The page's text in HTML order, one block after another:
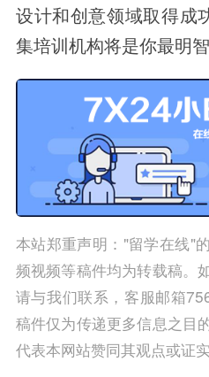
设计和创意领域取得成
集培训机构将是你最明智
本站郑重声明："留学在线"
频视频等稿件均为转载稿。
请与我们联系，客服邮箱
稿件仅为传递更多信息之目
代表本网站赞同其观点或证